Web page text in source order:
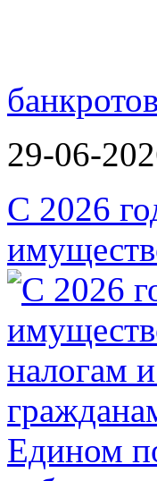
29-06-
С 2026